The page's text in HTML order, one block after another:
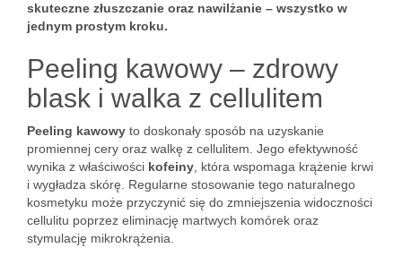
skuteczne złuszczanie oraz nawilżanie – wszystko w
jednym prostym kroku.
Peeling kawowy – zdrowy
blask i walka z cellulitem
Peeling kawowy to doskonały sposób na uzyskanie
promiennej cery oraz walkę z cellulitem. Jego efektywność
wynika z właściwości kofeiny , która wspomaga krążenie krwi
i wygładza skórę. Regularne stosowanie tego naturalnego
kosmetyku może przyczynić się do zmniejszenia widoczności
cellulitu poprzez eliminację martwych komórek oraz
stymulację mikrokrążenia.